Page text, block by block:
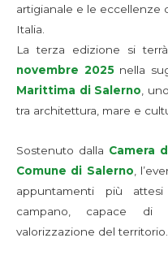
artigianale e le eccellenze
Italia.
La terza edizione si terrà
novembre 2025nella
Marittima di Salerno,
tra architettura, mare e
Sostenuto dalla Camera
Comune di Salerno,
appuntamenti più
campano, capace di
valorizzazione del territorio.